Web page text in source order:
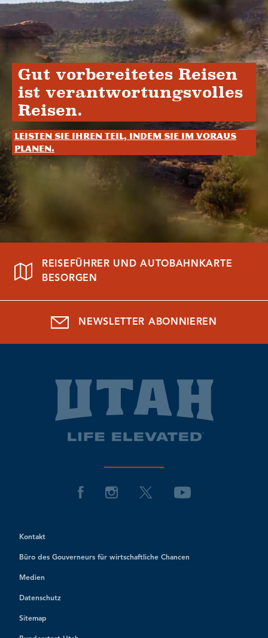
Gut vorbereitetes Reisen
ist verantwortungsvolles
Reisen.
Leisten Sie Ihren Teil, indem Sie im Voraus
planen.
REISEFÜHRER UND AUTOBAHNKARTE
BESORGEN
NEWSLETTER ABONNIEREN
Kontakt
Büro des Gouverneurs für wirtschaftliche Chancen
Medien
Datenschutz
Sitemap